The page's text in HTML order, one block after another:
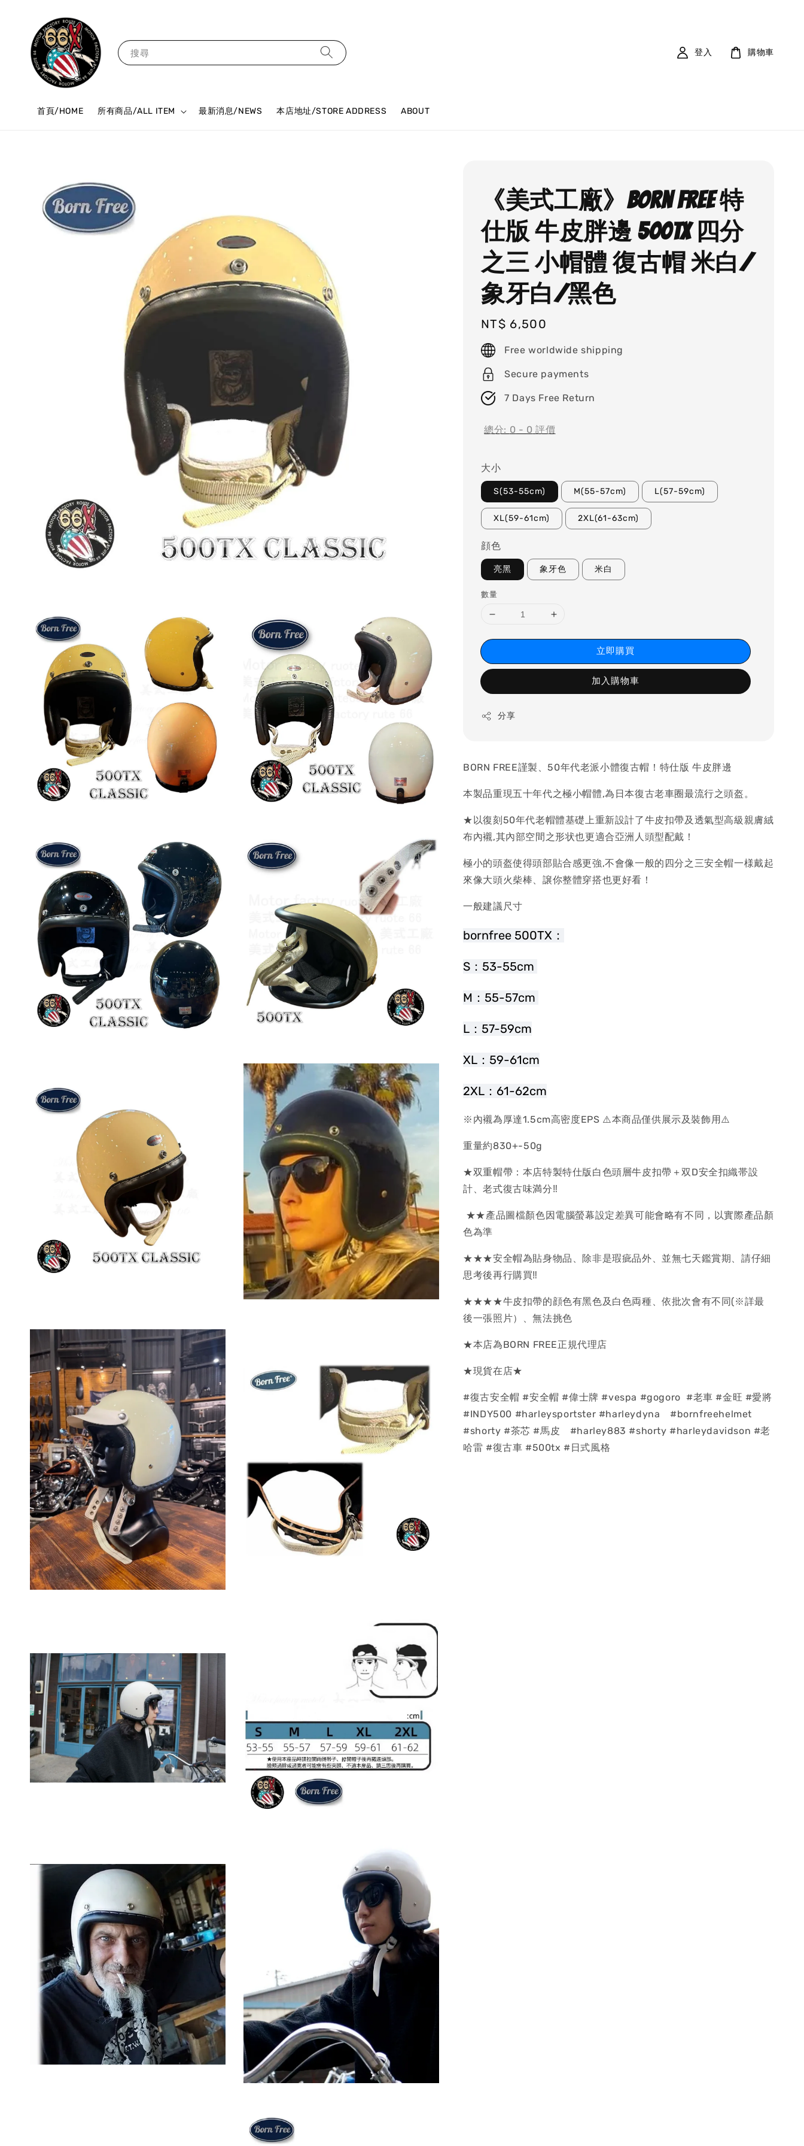
搜尋
首頁/HOME 所有商品/ALL ITEM 最新消息/NEWS 本店地址/STORE ADDRESS ABOUT
登入 購物車
《美式工廠》Born free 特
仕版 牛皮胖邊 500TX 四分
之三 小帽體 復古帽 米白/
象牙白/黑色
Regular
price
NT$ 6,500
Free worldwide shipping
Secure payments
7 Days Free Return
總分: 0 - 0 評價
大小
S(53-55cm) M(55-57cm) L(57-59cm)
XL(59-61cm) 2XL(61-63cm)
顔色
亮黑 象牙色 米白
數量
立即購買
加入購物車
分享
BORN FREE謹製、50年代老派小體復古帽！特仕版 牛皮胖邊
本製品重現五十年代之極小帽體,為日本復古老車圈最流行之頭盔。
★以復刻50年代老帽體基礎上重新設計了牛皮扣帶及透氣型高級親膚絨
布內襯,其內部空間之形状也更適合亞洲人頭型配戴！
極小的頭盔使得頭部貼合感更強,不會像一般的四分之三安全帽一様戴起
來像大頭火柴棒、譲你整體穿搭也更好看！
一般建議尺寸
bornfree 500TX：
S：53-55cm
M：55-57cm
L：57-59cm
XL：59-61cm
2XL：61-62cm
※內襯為厚達1.5cm高密度EPS ⚠️本商品僅供展示及裝飾用⚠️
重量約830+-50g
★双重帽帶：本店特製特仕版白色頭層牛皮扣帶＋双D安全扣織帯設
計、老式復古味満分‼
★★產品圖檔顏色因電腦螢幕設定差異可能會略有不同，以實際產品顏
色為準
★★★安全帽為貼身物品、除非是瑕疵品外、並無七天鑑賞期、請仔細
思考後再行購買‼
★★★★牛皮扣帶的顔色有黑色及白色両種、依批次會有不同(※詳最
後一張照片）、無法挑色
★本店為BORN FREE正規代理店
★現貨在店★
#復古安全帽 #安全帽 #偉士牌 #vespa #gogoro #老車 #金旺 #愛將
#INDY500 #harleysportster #harleydyna #bornfreehelmet
#shorty #茶芯 #馬皮 #harley883 #shorty #harleydavidson #老
哈雷 #復古車 #500tx #日式風格